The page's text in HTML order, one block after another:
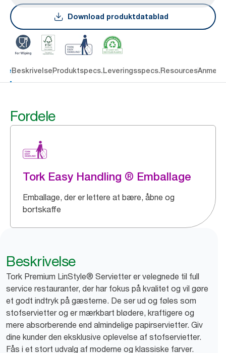
Download produktdatablad
BeskrivelseProduktspecs.Leveringsspecs.Resources
Fordele
Tork Easy Handling ® Emballage
Emballage, der er lettere at bære, åbne og
bortskaffe
Beskrivelse
Tork Premium LinStyle® Servietter er velegnede til full
service restauranter, der har fokus på kvalitet og vil gøre
et godt indtryk på gæsterne. De ser ud og føles som
stofservietter og er mærkbart blødere, kraftigere og
mere absorberende end almindelige papirservietter. Giv
dine kunder den eksklusive oplevelse af stofservietter.
Fås i et stort udvalg af moderne og klassiske farver.